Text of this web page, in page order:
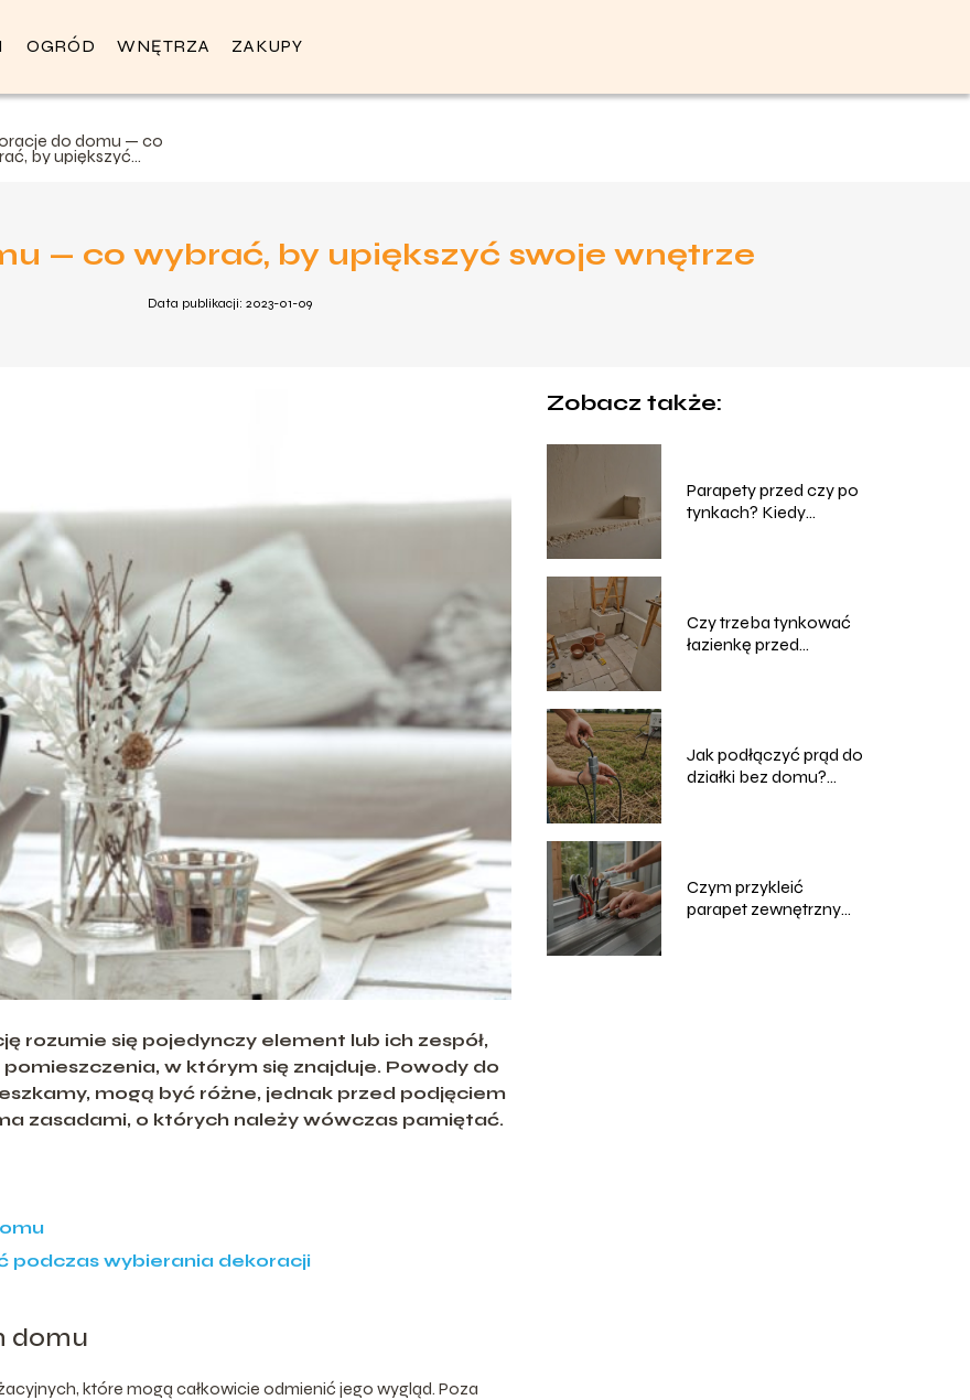
OGRÓD WNĘTRZA ZAKUPY
do domu — co
by upiększyć
wnętrze
— co wybrać, by upiększyć swoje wnętrze
Data publikacji: 2023-01-09
rozumie się pojedynczy element lub ich zespół,
w którym się znajduje. Powody do
mogą być różne, jednak przed podjęciem
zasadami, o których należy wówczas pamiętać.
podczas wybierania dekoracji
domu
które mogą całkowicie odmienić jego wygląd. Poza
Zobacz także:
Parapety przed czy po
tynkach? Kiedy
Czy trzeba tynkować
łazienkę przed
Jak podłączyć prąd do
działki bez domu?
Czym przykleić
parapet zewnętrzny